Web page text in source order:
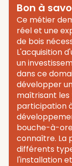
Bon à
Ce métier
réel et une
de bois
L'acquisition
un
dans ce
développer
maîtrisant les
participation
bouche-à-
connaître. La
différents
l'installation